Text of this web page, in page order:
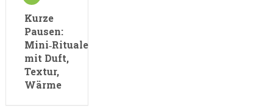
Kurze
Pausen:
Mini‑Rituale
mit Duft,
Textur,
Wärme